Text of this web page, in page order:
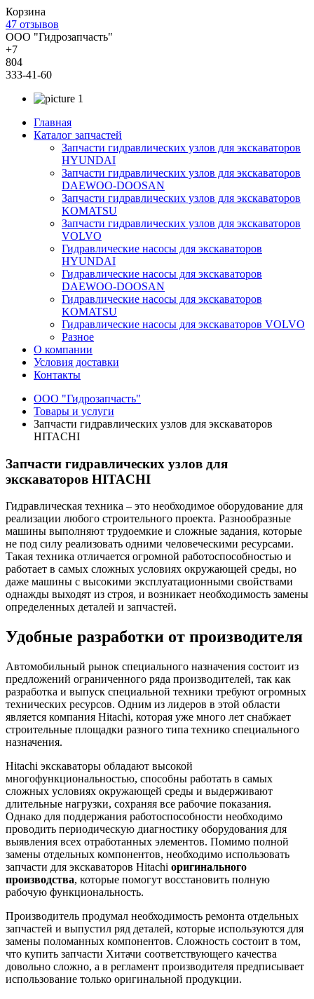
Корзина
47 отзывов
ООО "Гидрозапчасть"
+7
804
333-41-60
Главная
Каталог запчастей
Запчасти гидравлических узлов для экскаваторов
HYUNDAI
Запчасти гидравлических узлов для экскаваторов
DAEWOO-DOOSAN
Запчасти гидравлических узлов для экскаваторов
KOMATSU
Запчасти гидравлических узлов для экскаваторов
VOLVO
Гидравлические насосы для экскаваторов
HYUNDAI
Гидравлические насосы для экскаваторов
DAEWOO-DOOSAN
Гидравлические насосы для экскаваторов
KOMATSU
Гидравлические насосы для экскаваторов VOLVO
Разное
О компании
Условия доставки
Контакты
ООО "Гидрозапчасть"
Товары и услуги
Запчасти гидравлических узлов для экскаваторов
HITACHI
Запчасти гидравлических узлов для
экскаваторов HITACHI
Гидравлическая техника – это необходимое оборудование для
реализации любого строительного проекта. Разнообразные
машины выполняют трудоемкие и сложные задания, которые
не под силу реализовать одними человеческими ресурсами.
Такая техника отличается огромной работоспособностью и
работает в самых сложных условиях окружающей среды, но
даже машины с высокими эксплуатационными свойствами
однажды выходят из строя, и возникает необходимость замены
определенных деталей и запчастей.
Удобные разработки от производителя
Автомобильный рынок специального назначения состоит из
предложений ограниченного ряда производителей, так как
разработка и выпуск специальной техники требуют огромных
технических ресурсов. Одним из лидеров в этой области
является компания Hitachi, которая уже много лет снабжает
строительные площадки разного типа технико специального
назначения.
Hitachi экскаваторы обладают высокой
многофункциональностью, способны работать в самых
сложных условиях окружающей среды и выдерживают
длительные нагрузки, сохраняя все рабочие показания.
Однако для поддержания работоспособности необходимо
проводить периодическую диагностику оборудования для
выявления всех отработанных элементов. Помимо полной
замены отдельных компонентов, необходимо использовать
запчасти для экскаваторов Hitachi оригинального
производства, которые помогут восстановить полную
рабочую функциональность.
Производитель продумал необходимость ремонта отдельных
запчастей и выпустил ряд деталей, которые используются для
замены поломанных компонентов. Сложность состоит в том,
что купить запчасти Хитачи соответствующего качества
довольно сложно, а в регламент производителя предписывает
использование только оригинальной продукции.